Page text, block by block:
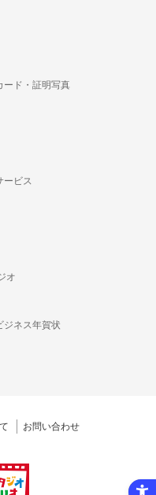
ード・証明写真
ービス
オ
ジネス年賀状
お問い合わせ